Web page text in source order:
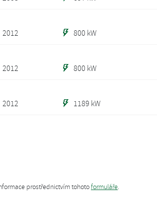
2012 800 kW
2012 800 kW
2012 1189 kW
prostřednictvím tohotoformuláře.